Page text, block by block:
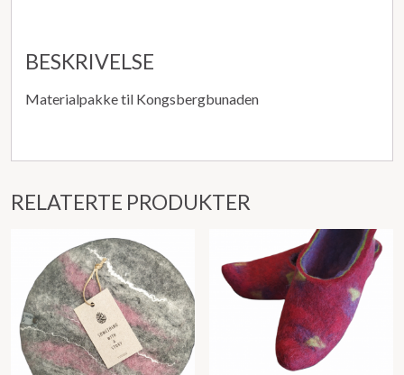
BESKRIVELSE
Materialpakke til Kongsbergbunaden
RELATERTE PRODUKTER